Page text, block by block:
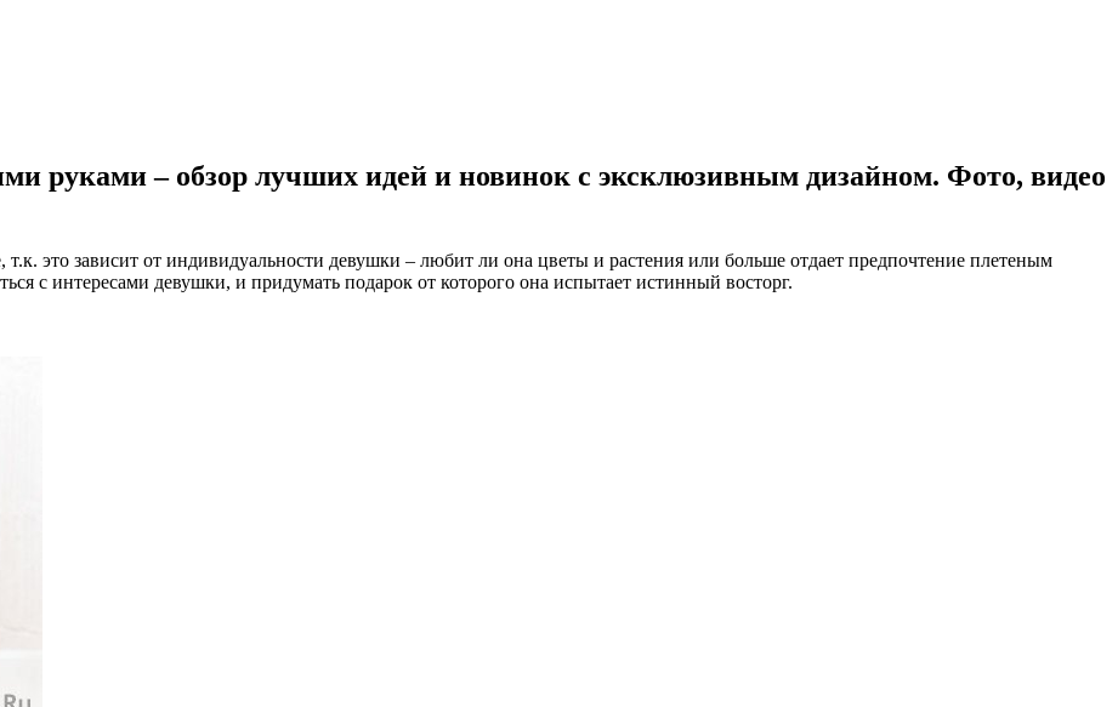
руками – обзор лучших идей и новинок с эксклюзивным дизайном. Фото, видео
это зависит от индивидуальности девушки – любит ли она цветы и растения или больше отдает предпочтение плетеным
с интересами девушки, и придумать подарок от которого она испытает истинный восторг.